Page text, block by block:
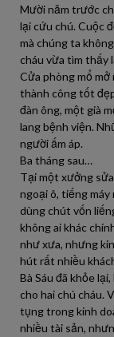
Mười năm trước
lại cứu chú. Cuộc
mà chúng ta
cháu vừa tìm thấy
Cửa phòng mổ
thành công tốt
đàn ông, một già
lang bệnh viện.
người ấm áp.
Ba tháng sau…
Tại một xưởng
ngoại ô, tiếng máy
dùng chút vốn
không ai khác
như xưa, nhưng
hút rất nhiều
Bà Sáu đã khỏe
cho hai chú cháu.
tụng trong kinh
nhiều tài sản,